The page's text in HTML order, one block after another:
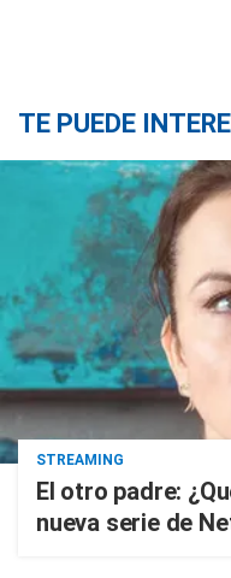
TE PUEDE
STREAMING
El otro padre:
nueva serie de